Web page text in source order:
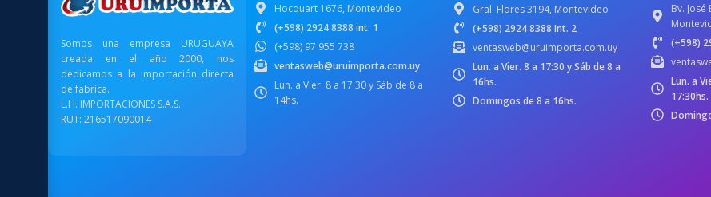
Somos una empresa URUGUAYA
creada en el año 2000, nos
dedicamos a la importación directa
de fabrica.
L.H. IMPORTACIONES S.A.S.
RUT: 216517090014
Hocquart 1676, Montevideo
(+598) 2924 8388 int. 1
(+598) 97 955 738
ventasweb@uruimporta.com.uy
Lun. a Vier. 8 a 17:30 y Sáb de 8 a
14hs.
Gral. Flores 3194, Montevideo
(+598) 2924 8388 Int. 2
ventasweb@uruimporta.com.uy
Lun. a Vier. 8 a 17:30 y Sáb de 8 a
16hs.
Domingos de 8 a 16hs.
Bv.
(+598)
Lun. a
17:30hs.